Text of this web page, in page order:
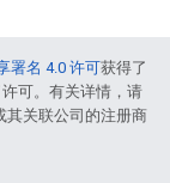
署名 4.0 许可获得了
可。有关详情，请
其关联公司的注册商